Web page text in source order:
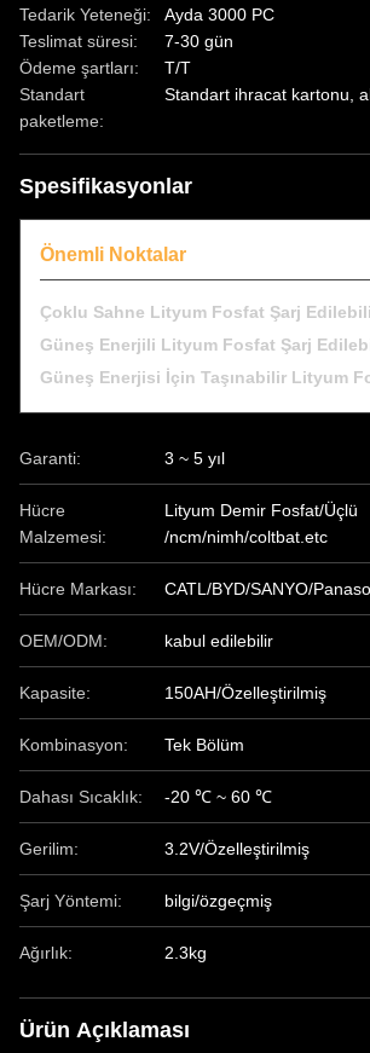
Tedarik Yeteneği:
Ayda 3000 PC
Teslimat süresi:
7-30 gün
Ödeme şartları:
T/T
Standart
paketleme:
Standart ihracat kartonu,
Spesifikasyonlar
Önemli Noktalar
Çoklu Sahne Lityum Fosfat Şarj
Güneş Enerjili Lityum Fosfat Şarj
Güneş Enerjisi İçin Taşınabilir Lityum
Garanti: 3 ~ 5 yıl
Hücre
Malzemesi:
Lityum Demir Fosfat/Üçlü
/ncm/nimh/coltbat.etc
Hücre Markası: CATL/BYD/SANYO/
OEM/ODM: kabul edilebilir
Kapasite: 150AH/Özelleştirilmiş
Kombinasyon: Tek Bölüm
Dahası Sıcaklık: -20 ℃ ~ 60 ℃
Gerilim: 3.2V/Özelleştirilmiş
Şarj Yöntemi: bilgi/özgeçmiş
Ağırlık: 2.3kg
Ürün Açıklaması